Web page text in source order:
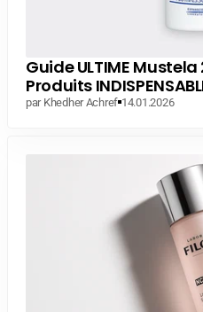
Guide ULTIME Mustela
Produits
par Khedher Achref 14.01.2026